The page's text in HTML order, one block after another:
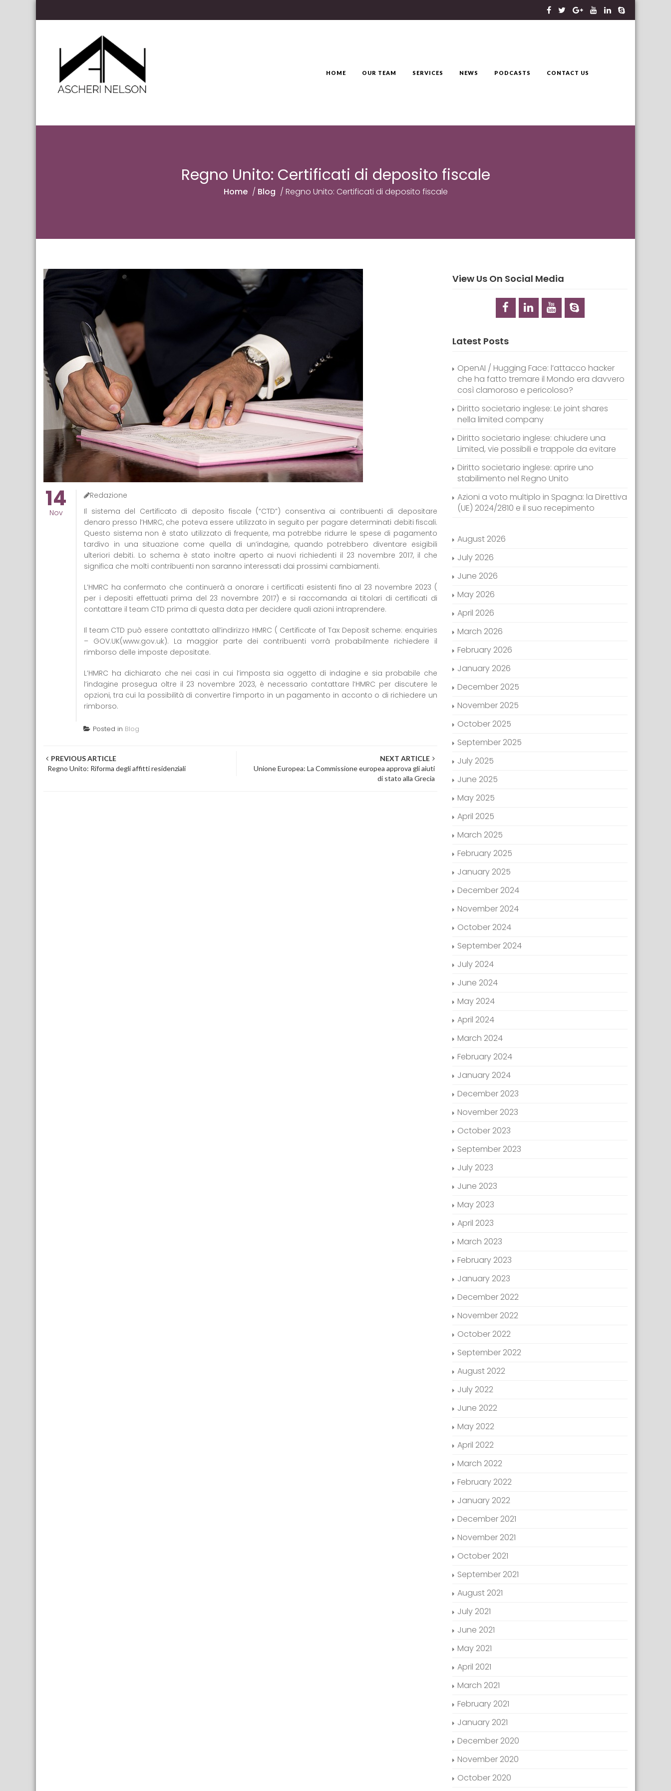
Ascheri Nelson LLP
HOME OUR TEAM SERVICES NEWS PODCASTS CONTACT US
Regno Unito: Certificati di deposito fiscale
Home / Blog / Regno Unito: Certificati di deposito fiscale
14
Nov
Redazione
Il sistema del Certificato di deposito fiscale (“CTD”) consentiva ai contribuenti di depositare
denaro presso l’HMRC, che poteva essere utilizzato in seguito per pagare determinati debiti fiscali.
Questo sistema non è stato utilizzato di frequente, ma potrebbe ridurre le spese di pagamento
tardivo in una situazione come quella di un’indagine, quando potrebbero diventare esigibili
ulteriori debiti. Lo schema è stato inoltre aperto ai nuovi richiedenti il 23 novembre 2017, il che
significa che molti contribuenti non saranno interessati dai prossimi cambiamenti.
L’HMRC ha confermato che continuerà a onorare i certificati esistenti fino al 23 novembre 2023 (
per i depositi effettuati prima del 23 novembre 2017) e si raccomanda ai titolari di certificati di
contattare il team CTD prima di questa data per decidere quali azioni intraprendere.
Il team CTD può essere contattato all’indirizzo HMRC ( Certificate of Tax Deposit scheme: enquiries
– GOV.UK(www.gov.uk). La maggior parte dei contribuenti vorrà probabilmente richiedere il
rimborso delle imposte depositate.
L’HMRC ha dichiarato che nei casi in cui l’imposta sia oggetto di indagine e sia probabile che
l’indagine prosegua oltre il 23 novembre 2023, è necessario contattare l’HMRC per discutere le
opzioni, tra cui la possibilità di convertire l’importo in un pagamento in acconto o di richiedere un
rimborso.
Posted in Blog
Post navigation
PREVIOUS ARTICLE
Regno Unito: Riforma degli affitti residenziali
NEXT ARTICLE
Unione Europea: La Commissione europea approva gli aiuti
di stato alla Grecia
View Us On Social Media
Latest Posts
OpenAI / Hugging Face: l’attacco hacker
che ha fatto tremare il Mondo era davvero
così clamoroso e pericoloso?
Diritto societario inglese: Le joint shares
nella limited company
Diritto societario inglese: chiudere una
Limited, vie possibili e trappole da evitare
Diritto societario inglese: aprire uno
stabilimento nel Regno Unito
Azioni a voto multiplo in Spagna: la Direttiva
(UE) 2024/2810 e il suo recepimento
August 2026
July 2026
June 2026
May 2026
April 2026
March 2026
February 2026
January 2026
December 2025
November 2025
October 2025
September 2025
July 2025
June 2025
May 2025
April 2025
March 2025
February 2025
January 2025
December 2024
November 2024
October 2024
September 2024
July 2024
June 2024
May 2024
April 2024
March 2024
February 2024
January 2024
December 2023
November 2023
October 2023
September 2023
July 2023
June 2023
May 2023
April 2023
March 2023
February 2023
January 2023
December 2022
November 2022
October 2022
September 2022
August 2022
July 2022
June 2022
May 2022
April 2022
March 2022
February 2022
January 2022
December 2021
November 2021
October 2021
September 2021
August 2021
July 2021
June 2021
May 2021
April 2021
March 2021
February 2021
January 2021
December 2020
November 2020
October 2020